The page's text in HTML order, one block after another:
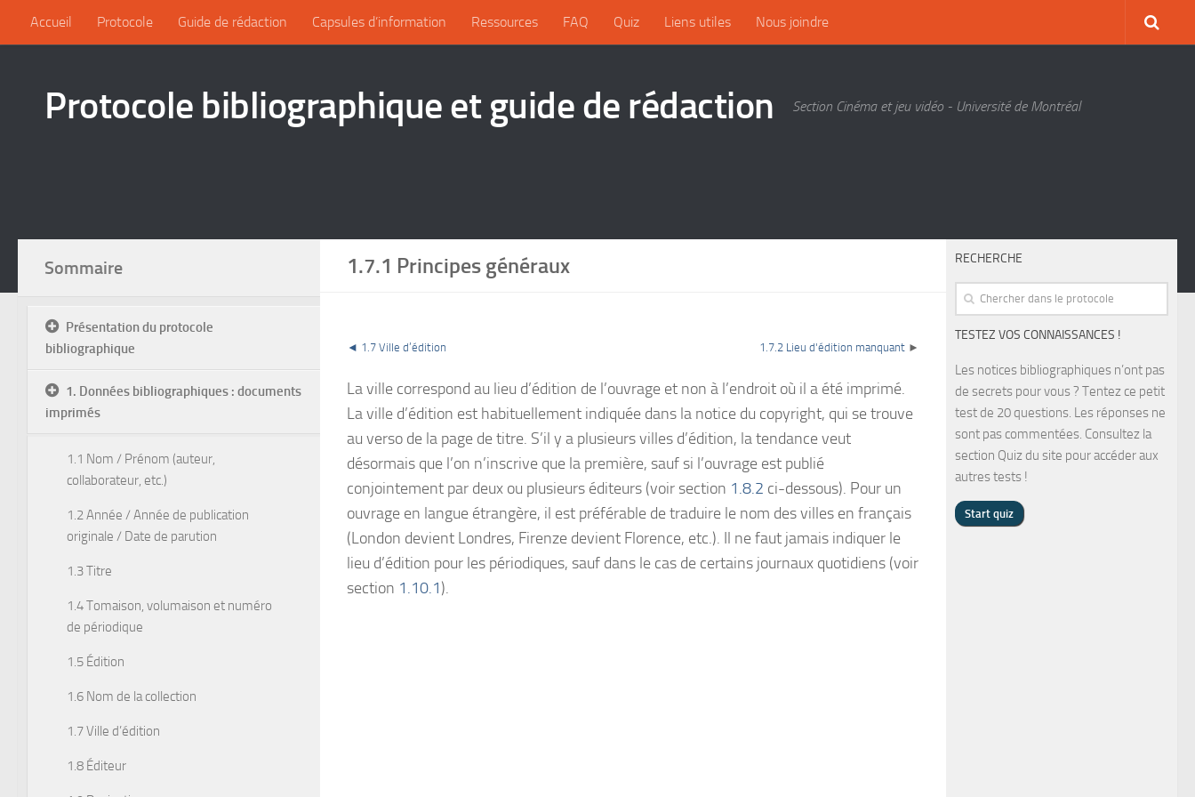
Accueil Protocole Guide de rédaction Capsules d’information Ressources FAQ Quiz Liens utiles Nous joindre
Protocole bibliographique et guide de rédaction Section Cinéma et jeu vidéo - Université de Montréal
1.7.1 Principes généraux
◄ 1.7 Ville d’édition 1.7.2 Lieu d'édition manquant ►
La ville correspond au lieu d’édition de l’ouvrage et non à l’endroit où il a été imprimé.
La ville d’édition est habituellement indiquée dans la notice du copyright, qui se trouve
au verso de la page de titre. S’il y a plusieurs villes d’édition, la tendance veut
désormais que l’on n’inscrive que la première, sauf si l’ouvrage est publié
conjointement par deux ou plusieurs éditeurs (voir section 1.8.2 ci-dessous). Pour un
ouvrage en langue étrangère, il est préférable de traduire le nom des villes en français
(London devient Londres, Firenze devient Florence, etc.). Il ne faut jamais indiquer le
lieu d’édition pour les périodiques, sauf dans le cas de certains journaux quotidiens (voir
section 1.10.1).
Sommaire
Présentation du protocole
bibliographique
1. Données bibliographiques : documents
imprimés
1.1 Nom / Prénom (auteur,
collaborateur, etc.)
1.2 Année / Année de publication
originale / Date de parution
1.3 Titre
1.4 Tomaison, volumaison et numéro
de périodique
1.5 Édition
1.6 Nom de la collection
1.7 Ville d’édition
1.8 Éditeur
RECHERCHE
TESTEZ VOS CONNAISSANCES !
Les notices bibliographiques n’ont pas
de secrets pour vous ? Tentez ce petit
test de 20 questions. Les réponses ne
sont pas commentées. Consultez la
section Quiz du site pour accéder aux
autres tests !